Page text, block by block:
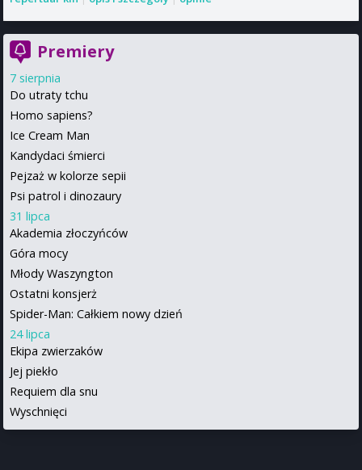
Premiery
7 sierpnia
Do utraty tchu
Homo sapiens?
Ice Cream Man
Kandydaci śmierci
Pejzaż w kolorze sepii
Psi patrol i dinozaury
31 lipca
Akademia złoczyńców
Góra mocy
Młody Waszyngton
Ostatni konsjerż
Spider-Man: Całkiem nowy dzień
24 lipca
Ekipa zwierzaków
Jej piekło
Requiem dla snu
Wyschnięci